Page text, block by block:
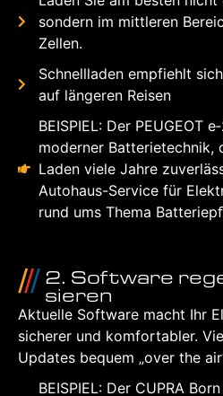
son­dern im mitt­le­ren
Zel­len.
Schnell­la­den emp­fiehlt
auf län­ge­ren Rei­sen
BEI­SPIEL: Der PEU­GEOT
moder­ner Bat­te­rie­tech­nik,
Laden vie­le Jah­re
Auto­haus-Ser­vice für
rund ums The­ma
2. Soft­ware
sie­ren
Aktu­el­le Soft­ware macht Ihr
siche­rer und kom­for­ta­bler.
Updates bequem „over the
BEI­SPIEL: Der CUP­RA